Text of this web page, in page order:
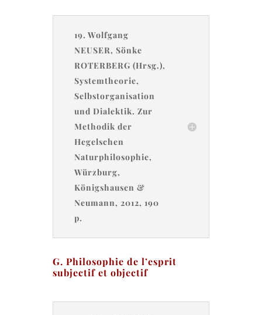
19. Wolfgang
NEUSER, Sönke
ROTERBERG (Hrsg.),
Systemtheorie,
Selbstorganisation
und Dialektik. Zur
Methodik der
Hegelschen
Naturphilosophie,
Würzburg,
Königshausen &
Neumann, 2012, 190
p.
G. Philosophie de l’esprit
subjectif et objectif